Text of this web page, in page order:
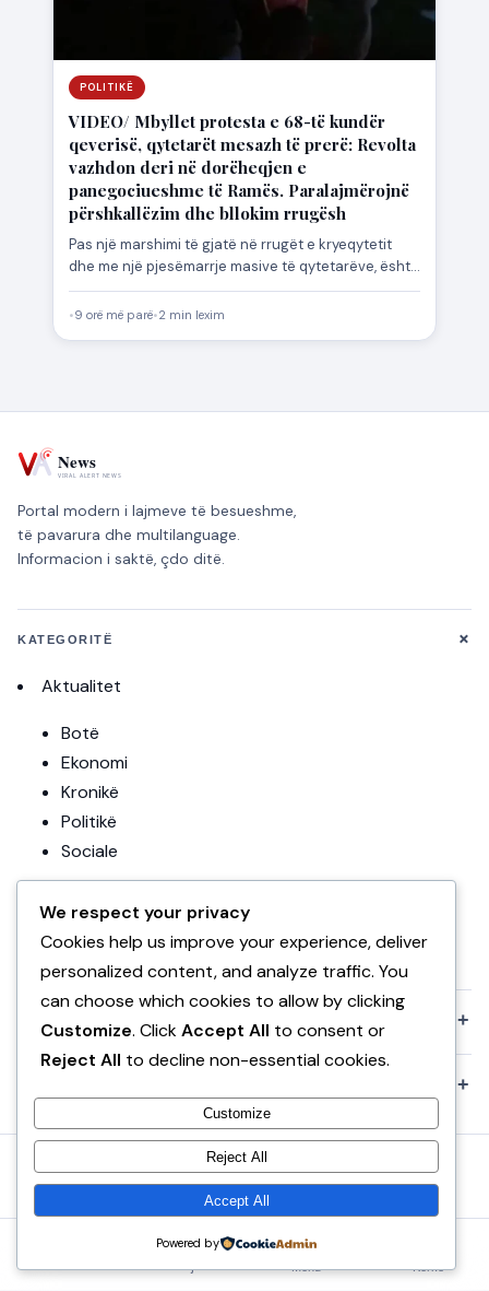
POLITIKË
VIDEO/ Mbyllet protesta e 68-të kundër
qeverisë, qytetarët mesazh të prerë: Revolta
vazhdon deri në dorëheqjen e
panegociueshme të Ramës. Paralajmërojnë
përshkallëzim dhe bllokim rrugësh
Pas një marshimi të gjatë në rrugët e kryeqytetit
dhe me një pjesëmarrje masive të qytetarëve, është
mbyllur…
•9 orë më parë•2 min lexim
Portal modern i lajmeve të besueshme,
të pavarura dhe multilanguage.
Informacion i saktë, çdo ditë.
KATEGORITË +
Aktualitet
Botë
Ekonomi
Kronikë
Politikë
Sociale
Teknologji
Uncategorized
+
+
Bërë me ♥ në Shqipëri
◷ ☰
Menu Kërko
We respect your privacy
Cookies help us improve your experience, deliver
personalized content, and analyze traffic. You
can choose which cookies to allow by clicking
Customize. ClickAccept All to consent or
Reject All to decline non-essential cookies.
Customize
Reject All
Accept All
Powered by